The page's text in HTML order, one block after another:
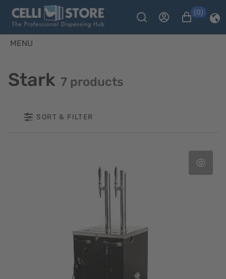
(0)
MENU
Stark 7 products
SORT & FILTER